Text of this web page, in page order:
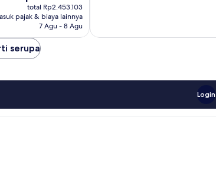
sekarang
Rp2.123.474
total Rp2.453.103
pajak & biaya lainnya
7 Agu - 8 Agu
serupa
Login